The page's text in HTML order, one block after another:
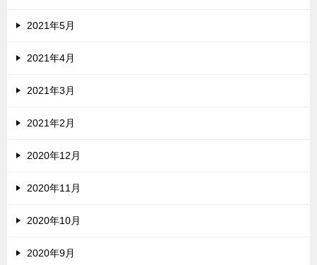
2021年5月
2021年4月
2021年3月
2021年2月
2020年12月
2020年11月
2020年10月
2020年9月